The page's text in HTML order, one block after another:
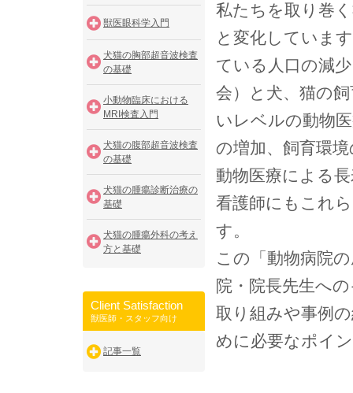
獣医眼科学入門
犬猫の胸部超音波検査
の基礎
小動物臨床における
MRI検査入門
犬猫の腹部超音波検査
の基礎
犬猫の腫瘍診断治療の
基礎
犬猫の腫瘍外科の考え
方と基礎
Client Satisfaction
獣医師・スタッフ向け
記事一覧
私たちを取り巻
と変化していま
ている人口の減
会）と犬、猫の
いレベルの動物
の増加、飼育環
動物医療による
看護師にもこれ
す。
この「動物病院
院・院長先生へ
取り組みや事例
めに必要なポイ